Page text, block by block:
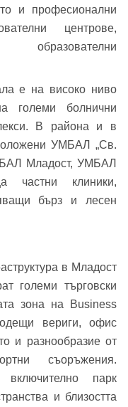
и професионални
центрове,
образователни
е на високо ниво
големи болнични
В района и в
УМБАЛ „Св.
Младост, УМБАЛ
частни клиники,
бърз и лесен
в Младост
големи търговски
зона на Business
вериги, офис
и разнообразие от
съоръжения.
парк
и близостта